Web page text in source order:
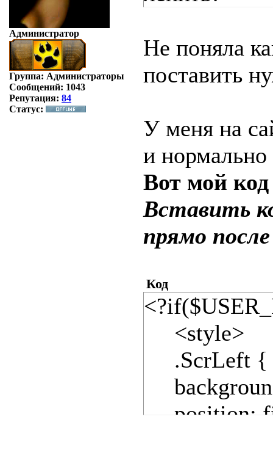
Администратор
Группа: Администраторы
Сообщений: 1043
Репутация: 84
Статус:
Не поняла
поставить
У меня на
и нормально
Вот мой код
Вставить
прямо
Код